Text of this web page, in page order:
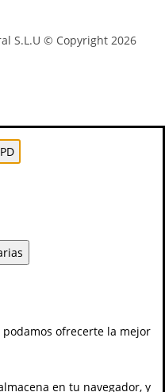
S.L.U © Copyright 2026
ofrecerte la mejor
en tu navegador, y